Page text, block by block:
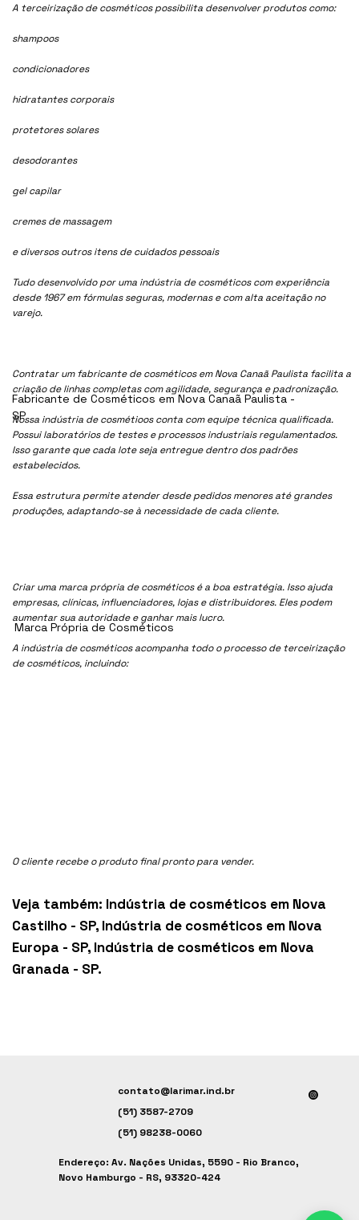
A terceirização de cosméticos possibilita desenvolver produtos como:
shampoos
condicionadores
hidratantes corporais
protetores solares
desodorantes
gel capilar
cremes de massagem
e diversos outros itens de cuidados pessoais
Tudo desenvolvido por uma indústria de cosméticos com experiência
desde 1967 em fórmulas seguras, modernas e com alta aceitação no
varejo.
Contratar um fabricante de cosméticos em Nova Canaã Paulista facilita a
criação de linhas completas com agilidade, segurança e padronização.
Nossa indústria de cosmétioos conta com equipe técnica qualificada.
Possui laboratórios de testes e processos industriais regulamentados.
Isso garante que cada lote seja entregue dentro dos padrões
estabelecidos.
Essa estrutura permite atender desde pedidos menores até grandes
produções, adaptando-se à necessidade de cada cliente.
Criar uma marca própria de cosméticos é a boa estratégia. Isso ajuda
empresas, clínicas, influenciadores, lojas e distribuidores. Eles podem
aumentar sua autoridade e ganhar mais lucro.
A indústria de cosméticos acompanha todo o processo de terceirização
de cosméticos, incluindo:
O cliente recebe o produto final pronto para vender.
Veja também: Indústria de cosméticos em Nova
Castilho - SP, Indústria de cosméticos em Nova
Europa - SP, Indústria de cosméticos em Nova
Granada - SP.
Fabricante de Cosméticos em Nova Canaã Paulista -
SP
Marca Própria de Cosméticos
contato@larimar.ind.br
(51) 3587-2709
(51) 98238-0060
Endereço: Av. Nações Unidas, 5590 - Rio Branco,
Novo Hamburgo - RS, 93320-424